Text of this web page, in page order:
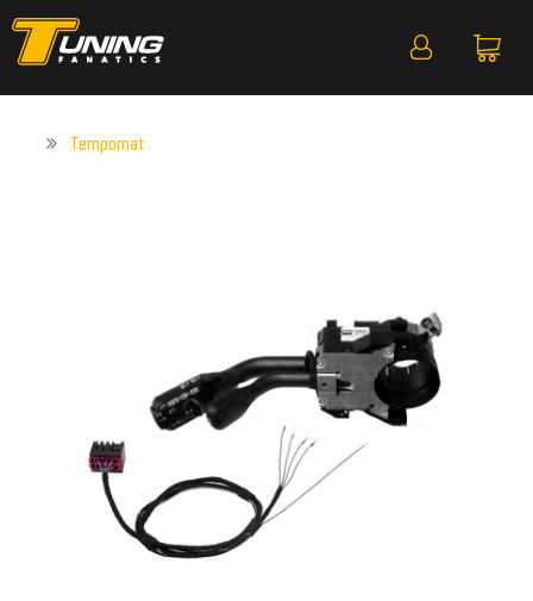
Tempomat